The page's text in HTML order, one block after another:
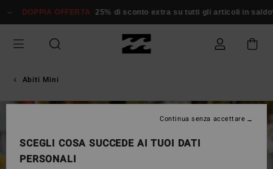
alle
prodotto
DOPPIA OFFERTA 25% di sconto extra su tutti gli articoli in saldo*
Abiti Mini
SCEGLI COSA SUCCEDE AI TUOI DATI
PERSONALI
Continua senza accettare